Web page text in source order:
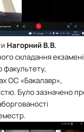
Нагорний В.В.
складання
факультету,
ОС «Бакалавр»,
Було зазначено